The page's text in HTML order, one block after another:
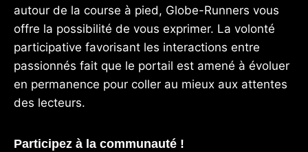
autour de la course à pied, Globe-Runners vous
offre la possibilité de vous exprimer. La volonté
participative favorisant les interactions entre
passionnés fait que le portail est amené à évoluer
en permanence pour coller au mieux aux attentes
des lecteurs.
Participez à la communauté !